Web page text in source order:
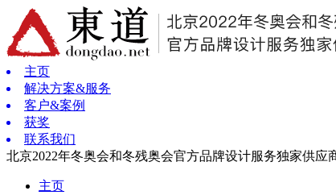
主页
解决方案&服务
客户&案例
获奖
联系我们
北京2022年冬奥会和冬残奥会官方品牌设计服务独家供应
主页